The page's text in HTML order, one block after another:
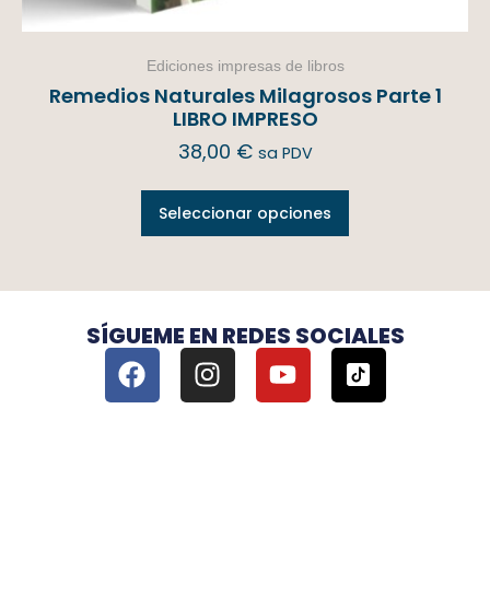
Ediciones impresas de libros
Remedios Naturales Milagrosos Parte 1
LIBRO IMPRESO
38,00 € sa PDV
Seleccionar opciones
SÍGUEME EN REDES SOCIALES